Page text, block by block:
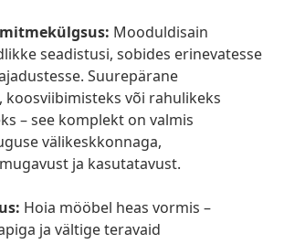
Mooduldisain
seadistusi, sobides erinevatesse
Suurepärane
koosviibimisteks või rahulikeks
– see komplekt on valmis
välikeskkonnaga,
ja kasutatavust.
Hoia mööbel heas vormis –
ja vältige teravaid